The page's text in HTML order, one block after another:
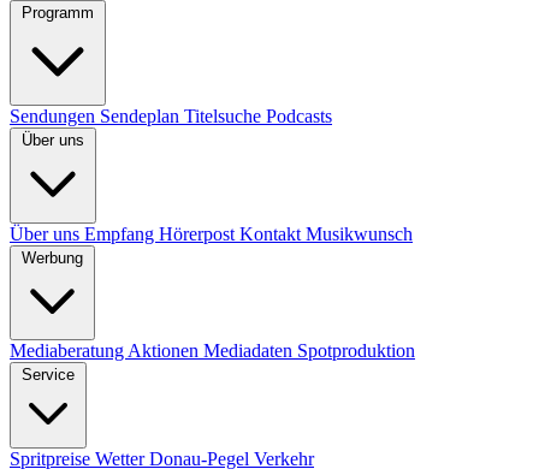
Programm
Sendungen Sendeplan Titelsuche Podcasts
Über uns
Über uns Empfang Hörerpost Kontakt Musikwunsch
Werbung
Mediaberatung Aktionen Mediadaten Spotproduktion
Service
Spritpreise WetterDonau-Pegel Verkehr